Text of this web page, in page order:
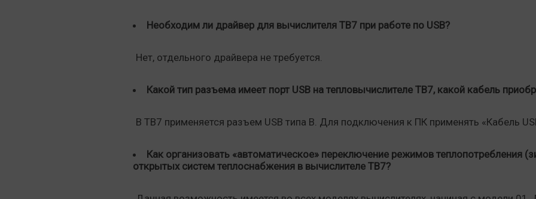
Необходим ли драйвер для вычислителя ТВ7 при работе по USB?
Нет, отдельного драйвера не требуется.
Какой тип разъема имеет порт USB на тепловычислителе ТВ7, какой кабель
В ТВ7 применяется разъем USB типа В. Для подключения к ПК применять «Кабель
Как организовать «автоматическое» переключение режимов теплопотребления
открытых систем теплоснабжения в вычислителе ТВ7?